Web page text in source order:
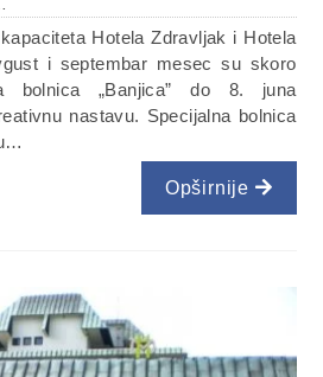
Hotela Zdravljak i Hotela
i septembar mesec su skoro
bolnica „Banjica” do 8. juna
nastavu. Specijalna bolnica
Opširnije